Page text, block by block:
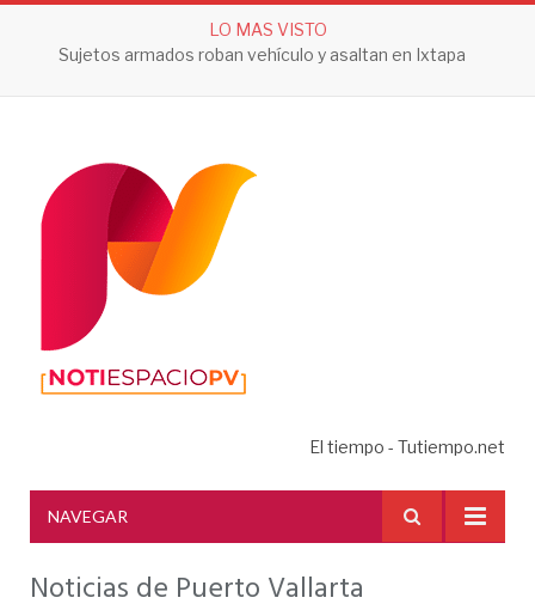
LO MAS VISTO
Sujetos armados roban vehículo y asaltan en Ixtapa
El tiempo - Tutiempo.net
NAVEGAR
Noticias de Puerto Vallarta